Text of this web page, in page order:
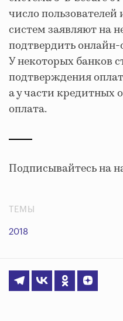
число
систем заявляют на
подтвердить онлайн-
У некоторых банков
подтверждения
а у части кредитных
оплата.
Подписывайтесь на
ТЕМЫ
2018